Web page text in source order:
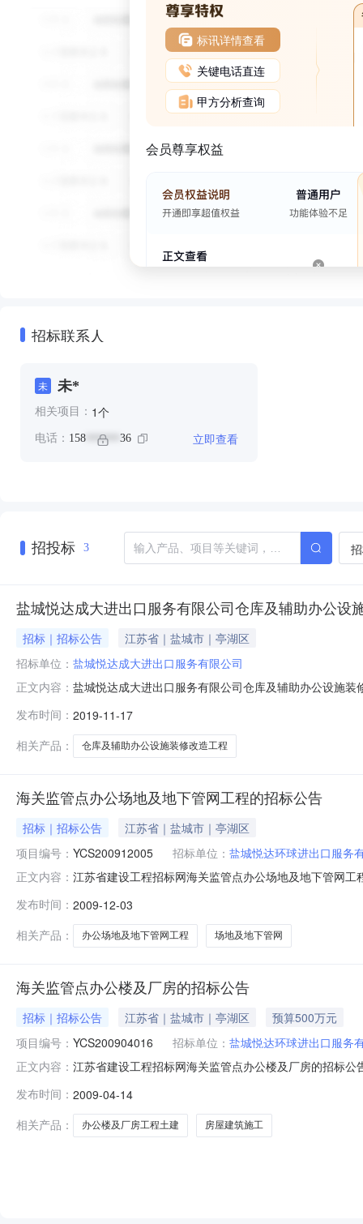
标讯详情查看
关键电话直连
甲方分析查询
会员尊享权益
招标联系人
未 未*
相关项目： 1个
电话： 158 ****** 36 立即查看
招投标 3
盐城悦达成大进出口服务有限公司仓库及辅助办公设
招标｜招标公告
江苏省｜盐城市｜亭湖区
招标单位： 盐城悦达成大进出口服务有限公司
正文内容： 盐城悦达成大进出口服务有限公司仓库及辅助办公设施
15851088936一、采购内容：盐城悦达成大进出口服务
利。）二、招标方式：非在线采购三、投标
发布时间： 2019-11-17
相关产品：
仓库及辅助办公设施装修改造工程
海关监管点办公场地及地下管网工程的招标公告
招标｜招标公告
江苏省｜盐城市｜亭湖区
项目编号： YCS200912005 招标单位： 盐城悦达环球进出口服务
正文内容： 江苏省建设工程招标网海关监管点办公场地及地下管网
地总面积约8000�O标段具体信息标段编号标段名称发
报名地
发布时间： 2009-12-03
相关产品：
办公场地及地下管网工程 场地及地下管网
海关监管点办公楼及厂房的招标公告
招标｜招标公告 江苏省｜盐城市｜亭湖区
预算500万元
项目编号： YCS200904016 招标单位： 盐城悦达环球进出口服务
正文内容： 江苏省建设工程招标网海关监管点办公楼及厂房的招标
面积为2100m2和厂房建筑面积为1800m2标段具体信息
招标50020
发布时间： 2009-04-14
相关产品：
办公楼及厂房工程土建 房屋建筑施工